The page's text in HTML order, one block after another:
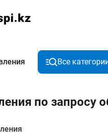
Все
по запросу